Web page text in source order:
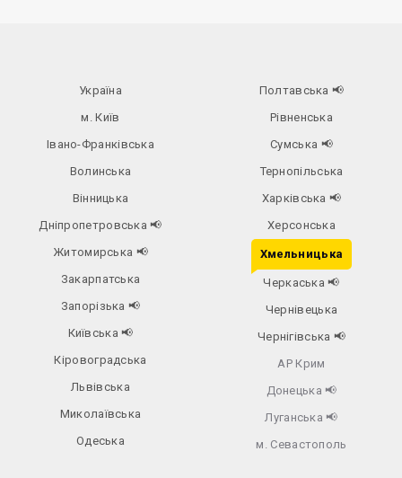
Україна
м. Київ
Івано-Франківська
Волинська
Вінницька
Дніпропетровська📢
Житомирська 📢
Закарпатська
Запорізька 📢
Київська📢
Кіровоградська
Львівська
Миколаївська
Одеська
Полтавська 📢
Рівненська
Сумська 📢
Тернопільська
Харківська 📢
Херсонська
Хмельницька
Черкаська📢
Чернівецька
Чернігівська 📢
АР Крим
Донецька 📢
Луганська 📢
м. Севастополь